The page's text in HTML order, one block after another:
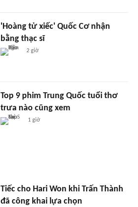
'Hoàng tử xiếc' Quốc Cơ nhận
bằng thạc sĩ
2 giờ
Top 9 phim Trung Quốc tuổi thơ
trưa nào cũng xem
1 giờ
Tiếc cho Hari Won khi Trấn Thành
đã công khai lựa chọn